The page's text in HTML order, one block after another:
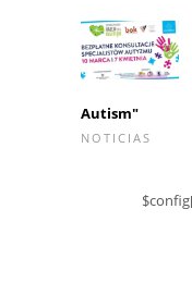
Autism"
NOTICIAS